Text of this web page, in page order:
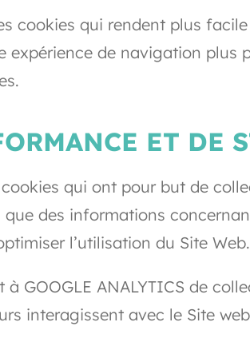
cookies qui rendent plus
expérience de navigation plus
ET DE
qui ont pour but de
des informations
l’utilisation du Site Web.
GOOGLE ANALYTICS de
interagissent avec le Site